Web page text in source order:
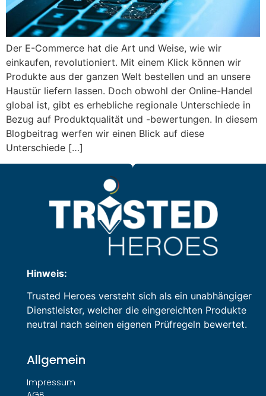
Der E-Commerce hat die Art und Weise, wie wir
einkaufen, revolutioniert. Mit einem Klick können wir
Produkte aus der ganzen Welt bestellen und an unsere
Haustür liefern lassen. Doch obwohl der Online-Handel
global ist, gibt es erhebliche regionale Unterschiede in
Bezug auf Produktqualität und -bewertungen. In diesem
Blogbeitrag werfen wir einen Blick auf diese
Unterschiede […]
Hinweis:
Trusted Heroes versteht sich als ein unabhängiger
Dienstleister, welcher die eingereichten Produkte
neutral nach seinen eigenen Prüfregeln bewertet.
Allgemein
Impressum